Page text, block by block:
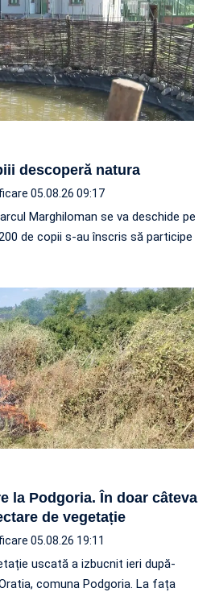
descoperă natura
05.08.26 09:17
Marghiloman se va deschide pe
de copii s-au înscris să participe
la Podgoria. În doar câteva
de vegetație
05.08.26 19:11
uscată a izbucnit ieri după-
comuna Podgoria. La fața